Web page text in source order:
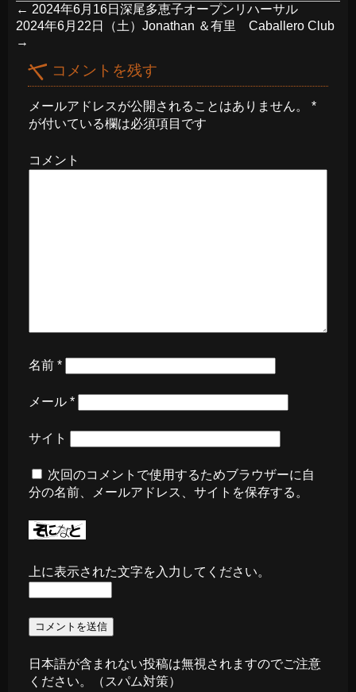
← 2024年6月16日深尾多恵子オープンリハーサル
2024年6月22日（土）Jonathan ＆有里 Caballero Club
→
コメントを残す
メールアドレスが公開されることはありません。
*
が付いている欄は必須項目です
コメント
名前 *
メール *
サイト
次回のコメントで使用するためブラウザーに自
分の名前、メールアドレス、サイトを保存する。
上に表示された文字を入力してください。
日本語が含まれない投稿は無視されますのでご注意
ください。（スパム対策）